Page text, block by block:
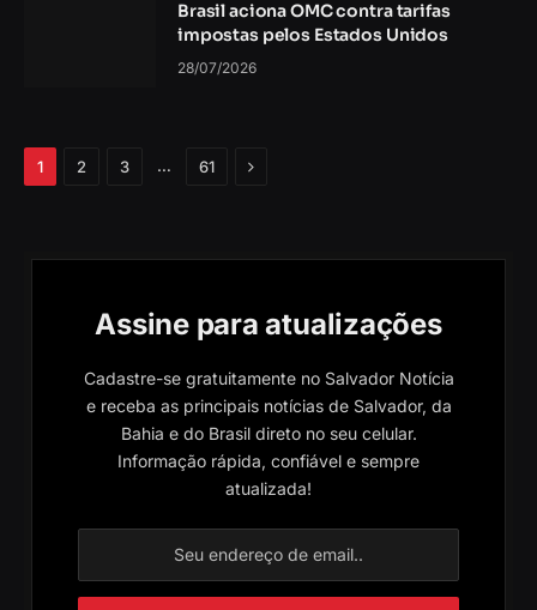
Brasil aciona OMC contra tarifas
impostas pelos Estados Unidos
28/07/2026
1 2 3 … 61 Próximo
Assine para atualizações
Cadastre-se gratuitamente no Salvador Notícia
e receba as principais notícias de Salvador, da
Bahia e do Brasil direto no seu celular.
Informação rápida, confiável e sempre
atualizada!